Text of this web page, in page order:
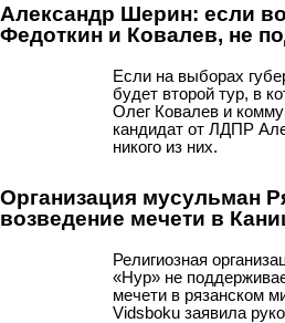
Александр Шерин: если
Федоткин и Ковалев, не
Если на выборах
будет второй тур, в
Олег Ковалев и
кандидат от ЛДПР
никого из них.
Организация мусульман
возведение мечети в
Религиозная
«Нур» не
мечети в рязанском
Vidsboku заявила